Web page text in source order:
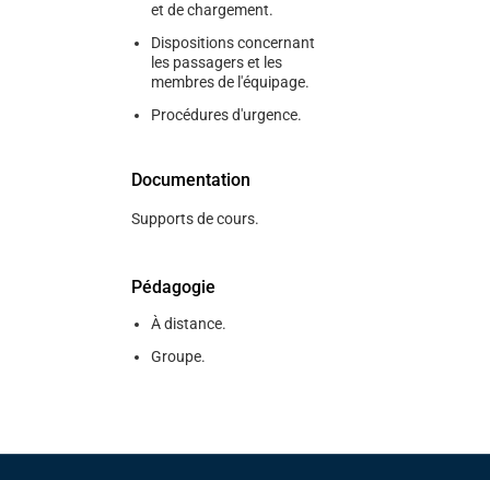
et de chargement.
Dispositions concernant
les passagers et les
membres de l'équipage.
Procédures d'urgence.
Documentation
Supports de cours.
Pédagogie
À distance.
Groupe.